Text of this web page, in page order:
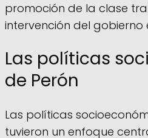
promoción de la clase
intervención del gobierno
Las políticas
de Perón
Las políticas
tuvieron un enfoque